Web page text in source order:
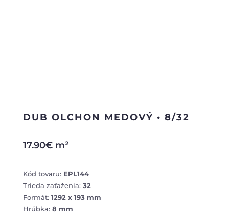
DUB OLCHON MEDOVÝ • 8/32
17.90€ m²
Kód tovaru: EPL144
Trieda zaťaženia:32
Formát:1292 x 193 mm
Hrúbka: 8 mm